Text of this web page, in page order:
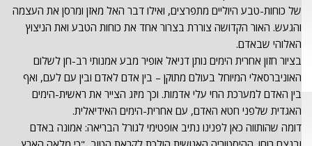
של כוחות-טבע היוליים מתפרצים, ואילו דבר האל מאזן ומרסן את העצמה
והגעש. האור הקדושה צוררת בצרור אחד את כוחות הטבע ואת הניצוץ
האלוהי שבאדם.
בציור חזון אחרית הימים נותן דניאל אופיר מבע אמנותי רב-חן לשלום
האוניברסאלי המיוחל בעולם מתוקן – בין אדם לאדם ובין עם לעם, ואף
בין האדם למערכת החי עלי אדמות. וכך מיזג הצייר את ראשית-הימים
האגדית שלפני חטא האדם, עם אחרית-הימים האידיאלית.
דומה שהותווה כאן לפנינו נתיב אופטימי לגורל הבריאה: אמונה באדם